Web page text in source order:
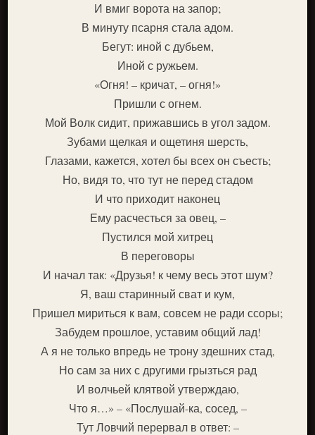
И вмиг ворота на запор;
В минуту псарня стала адом.
Бегут: иной с дубьем,
Иной с ружьем.
«Огня! – кричат, – огня!»
Пришли с огнем.
Мой Волк сидит, прижавшись в угол задом.
Зубами щелкая и ощетиня шерсть,
Глазами, кажется, хотел бы всех он съесть;
Но, видя то, что тут не перед стадом
И что приходит наконец
Ему расчесться за овец, –
Пустился мой хитрец
В переговоры
И начал так: «Друзья! к чему весь этот шум?
Я, ваш старинный сват и кум,
Пришел мириться к вам, совсем не ради ссоры;
Забудем прошлое, уставим общий лад!
А я не только впредь не трону здешних стад,
Но сам за них с другими грызться рад
И волчьей клятвой утверждаю,
Что я…» – «Послушай-ка, сосед, –
Тут Ловчий перервал в ответ: –